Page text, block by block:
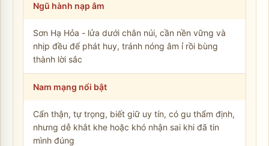
Ngũ hành nạp âm
Sơn Hạ Hỏa - lửa dưới chân núi, cần nền vững và
nhịp đều để phát huy, tránh nóng âm ỉ rồi bùng
thành lời sắc
Nam mạng nổi bật
Cẩn thận, tự trọng, biết giữ uy tín, có gu thẩm định,
nhưng dễ khắt khe hoặc khó nhận sai khi đã tin
mình đúng